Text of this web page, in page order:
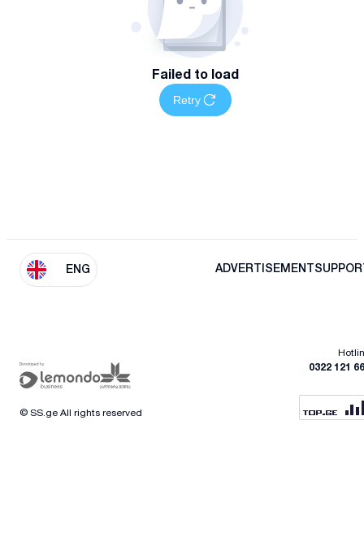
Failed to load
Retry
ENG ADVERTISEMENT
0322 121
© SS.ge All rights reserved